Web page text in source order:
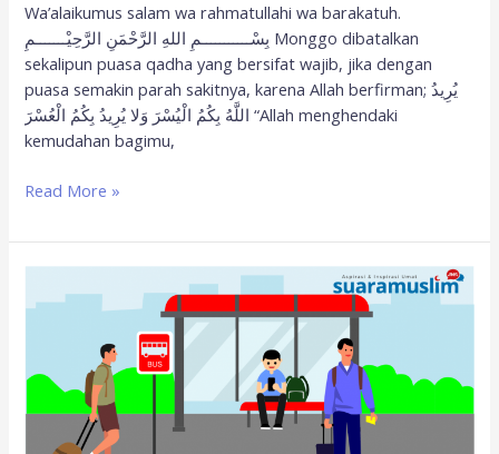
Wa’alaikumus salam wa rahmatullahi wa barakatuh.
بِسْـــــــــــمِ اللهِ الرَّحْمَنِ الرَّحِيْـــــــمِ Monggo dibatalkan
sekalipun puasa qadha yang bersifat wajib, jika dengan
puasa semakin parah sakitnya, karena Allah berfirman; يُرِيدُ
اللَّهُ بِكُمُ الْيُسْرَ وَلا يُرِيدُ بِكُمُ الْعُسْرَ “Allah menghendaki
kemudahan bagimu,
Read More »
Boleh
Bagi